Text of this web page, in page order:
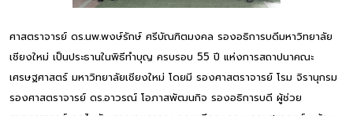
ศาสตราจารย์ ดร.นพ.พงษ์รักษ์ ศรีบัณฑิตมงคล รองอธิการบดีมหาวิทยาลัย
เชียงใหม่ เป็นประธานในพิธีทำบุญ ครบรอบ 55 ปี แห่งการสถาปนาคณะ
เศรษฐศาสตร์ มหาวิทยาลัยเชียงใหม่ โดยมี รองศาสตราจารย์ โรม จิรานุกรม
รองศาสตราจารย์ ดร.อาวรณ์ โอภาสพัฒนกิจ รองอธิการบดี ผู้ช่วย